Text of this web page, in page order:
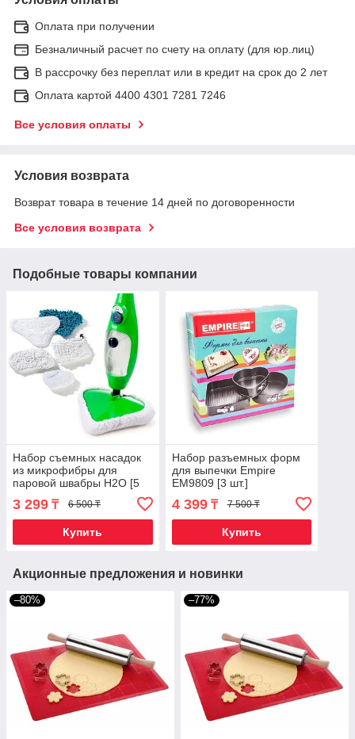
Оплата при получении
Безналичный расчет по счету на оплату (для юр.лиц)
В рассрочку без переплат или в кредит на срок до 2 лет
Оплата картой 4400 4301 7281 7246
Все условия оплаты
Условия возврата
Возврат товара в течение 14 дней по договоренности
Все условия возврата
Подобные товары компании
Набор съемных насадок
из микрофибры для
паровой швабры H2O [5
3 299 ₸ 6 500 ₸
Купить
Набор разъемных форм
для выпечки Empire
EM9809 [3 шт.]
4 399₸ 7 500 ₸
Купить
Акционные предложения и новинки
–80% –77%